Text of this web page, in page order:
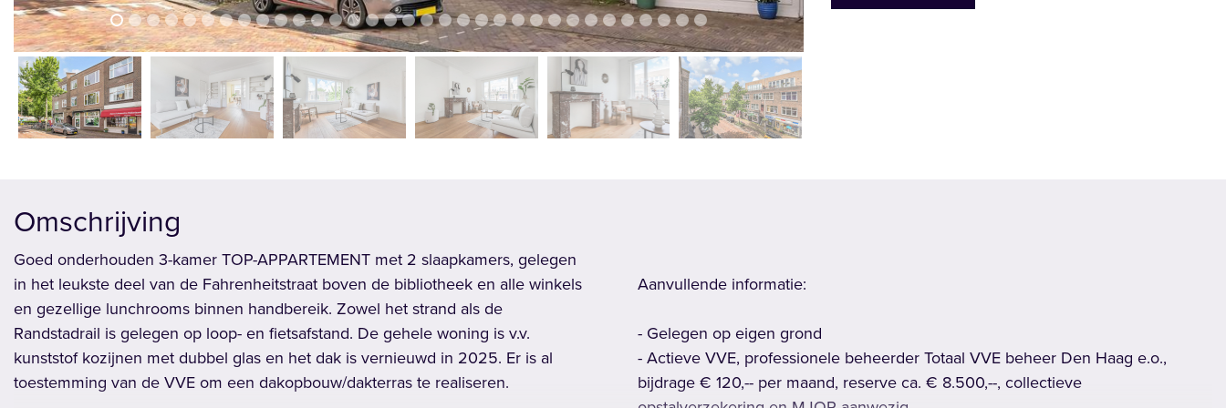
vorige volgende
Omschrijving
Goed onderhouden 3-kamer TOP-APPARTEMENT met 2 slaapkamers, gelegen
in het leukste deel van de Fahrenheitstraat boven de bibliotheek en alle winkels
en gezellige lunchrooms binnen handbereik. Zowel het strand als de
Randstadrail is gelegen op loop- en fietsafstand. De gehele woning is v.v.
kunststof kozijnen met dubbel glas en het dak is vernieuwd in 2025. Er is al
toestemming van de VVE om een dakopbouw/dakterras te realiseren.
Aanvullende informatie:
- Gelegen op eigen grond
- Actieve VVE, professionele beheerder Totaal VVE beheer Den Haag e.o.,
bijdrage € 120,-- per maand, reserve ca. € 8.500,--, collectieve